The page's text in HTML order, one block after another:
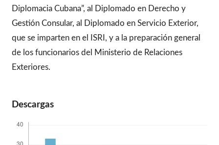
Diplomacia Cubana”, al Diplomado en Derecho y
Gestión Consular, al Diplomado en Servicio Exterior,
que se imparten en el ISRI, y a la preparación general
de los funcionarios del Ministerio de Relaciones
Exteriores.
Descargas